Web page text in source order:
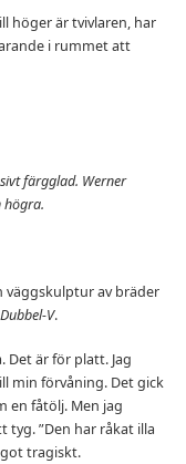
höger är tvivlaren, har
i rummet att
färgglad. Werner
högra.
väggskulptur av bräder
Dubbel-V.
Det är för platt. Jag
min förvåning. Det gick
en fåtölj. Men jag
”Den har råkat illa
tragiskt.